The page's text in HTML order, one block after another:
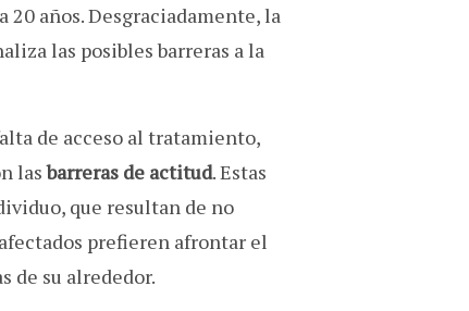
20 años. Desgraciadamente, la
las posibles barreras a la
de acceso al tratamiento,
lasbarreras de actitud. Estas
que resultan de no
prefieren afrontar el
de su alrededor.